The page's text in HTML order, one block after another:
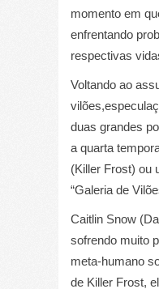
momento em
enfrentando
respectivas
Voltando ao
duas grandes
a quarta
(Killer Frost) ou
“Galeria de
Caitlin Snow
sofrendo muito
meta-humano
de Killer Frost,